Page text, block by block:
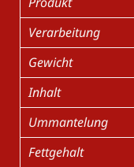
Verarbeitung
Gewicht
Inhalt
Ummantelung
Fettgehalt